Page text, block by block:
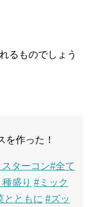
るものでしょう
を作った！
ターコン#全て
盛り #ミック
とともに #ズッ